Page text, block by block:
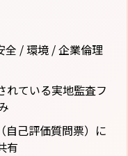
全 / 環境 / 企業倫理
れている実地監査フ
自己評価質問票）に
有